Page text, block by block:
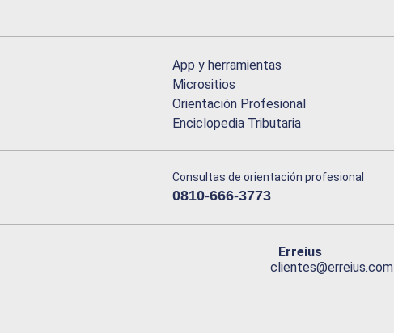
App y herramientas
Micrositios
Orientación Profesional
Enciclopedia Tributaria
Consultas de orientación profesional
0810-666-3773
Erreius
clientes@erreius.com